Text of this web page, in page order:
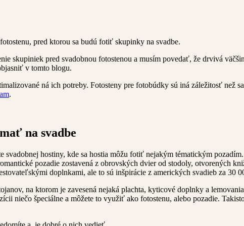
pred ktorou sa budú fotiť skupinky na svadbe.
skupiniek pred svadobnou fotostenou a musím povedať, že drvivá
v tomto blogu.
ná ich potreby. Fotosteny pre fotobúdky sú iná záležitosť než
.
na svadbe
hostiny, kde sa hostia môžu fotiť nejakým tématickým
pozadie zostavená z obrovských dvier od stodoly, otvorených
doplnkami, ale to sú inšpirácie z amerických svadieb za 30
na ktorom je zavesená nejaká plachta, kyticové doplnky a
niečo špeciálne a môžete to využiť ako fotostenu, alebo pozadie.